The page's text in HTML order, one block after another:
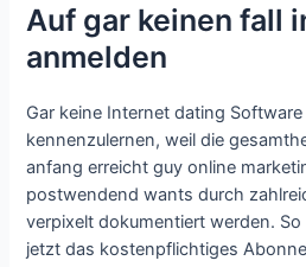
Auf gar keinen fall
anmelden
Gar keine Internet dating
kennenzulernen, weil die
anfang erreicht guy online
postwendend wants durch
verpixelt dokumentiert werden.
jetzt das kostenpflichtiges